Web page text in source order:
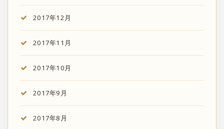
2017年12月
2017年11月
2017年10月
2017年9月
2017年8月